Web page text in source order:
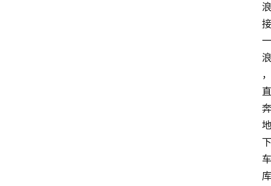
浪
接
一
浪
，
直
奔
地
下
车
库